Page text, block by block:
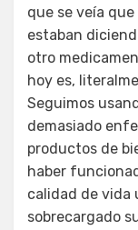
que se veía
estaban
otro
hoy es,
Seguimos
demasiado
productos de
haber
calidad de vida
sobrecargado